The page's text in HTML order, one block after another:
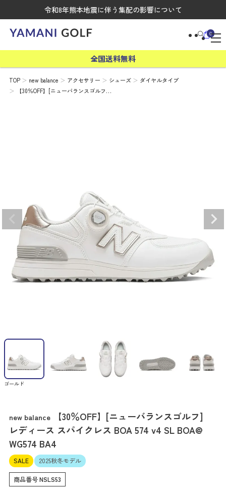
令和8年熊本地震に伴う集配の影響について
0
全国送料無料
TOP new balance アクセサリー シューズ
ダイヤルタイプ
【30％OFF】[ニューバランスゴルフ…
ゴールド
new balance
【30％OFF】[ニューバランスゴルフ]
レディース スパイクレス BOA 574 v4 SL BOA@
WG574 BA4
SALE 2025秋冬モデル
商品番号NSLS53